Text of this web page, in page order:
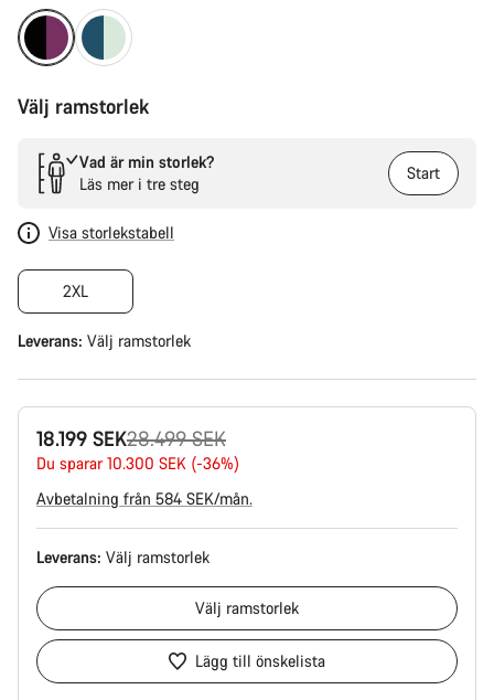
Välj ramstorlek
Vad är min storlek?
Läs mer i tre steg
Start
Visa storlekstabell
2XL
Leverans: Välj ramstorlek
18.199 SEK
Originalpris28.499 SEK
Du sparar 10.300 SEK (-36%)
Avbetalning från 584 SEK/mån.
Leverans: Välj ramstorlek
Välj ramstorlek
Lägg till önskelista